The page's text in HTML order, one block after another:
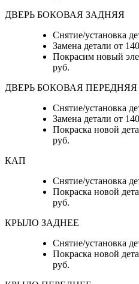
ДВЕРЬ БОКОВАЯ ЗАДНЯЯ
Снятие/установка
Замена детали от
Покрасим новый
руб.
ДВЕРЬ БОКОВАЯ ПЕРЕДНЯЯ
Снятие/установка
Замена детали от
Покраска новой
руб.
КАП
Снятие/установка
Покраска новой
руб.
КРЫЛО ЗАДНЕЕ
Снятие/установка
Покраска новой
руб.